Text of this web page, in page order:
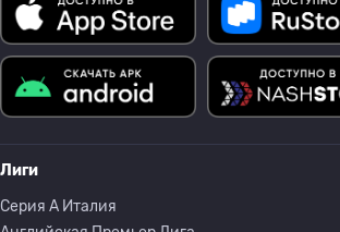
Лиги
Серия A Италия